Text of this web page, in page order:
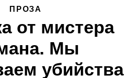
ПРОЗА
от мистера
Мы
убийства